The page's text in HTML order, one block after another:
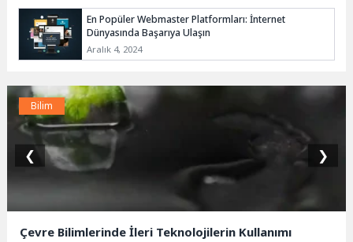
En Popüler Webmaster Platformları: İnternet
Dünyasında Başarıya Ulaşın
Aralık 4, 2024
Bilim
Çevre Bilimlerinde İleri Teknolojilerin Kullanımı
❮ ❯